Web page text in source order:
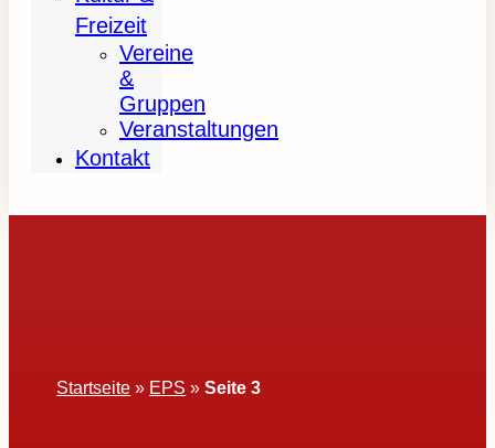
Freizeit
Vereine
&
Gruppen
Veranstaltungen
Kontakt
Startseite » EPS »Seite 3